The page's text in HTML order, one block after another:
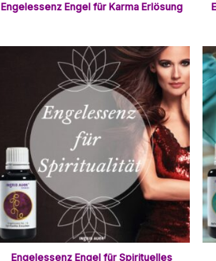
Engelessenz Engel für Karma Erlösung
Engelessenz Engel für Spirituelles